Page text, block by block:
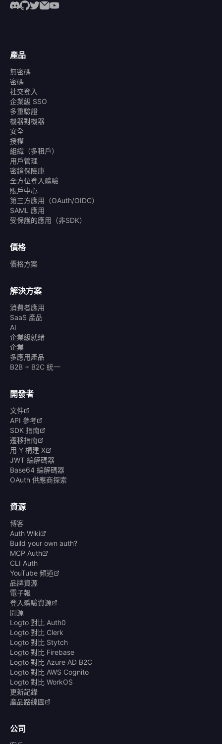
產品
無密碼
密碼
社交登入
企業級 SSO
多重驗證
機器對機器
安全
授權
組織（多租戶）
用戶管理
密鑰保險庫
全方位登入體驗
賬戶中心
第三方應用（OAuth/OIDC）
SAML 應用
受保護的應用（非SDK）
價格
價格方案
解決方案
消費者應用
SaaS 產品
AI
企業級就緒
企業
多應用產品
B2B + B2C 統一
開發者
文件
API 參考
SDK 指南
遷移指南
用 Y 構建 X
JWT 編解碼器
Base64 編解碼器
OAuth 供應商探索
資源
博客
Auth Wiki
Build your own auth?
MCP Auth
CLI Auth
YouTube 頻道
品牌資源
電子報
登入體驗資源
開源
Logto 對比 Auth0
Logto 對比 Clerk
Logto 對比 Stytch
Logto 對比 Firebase
Logto 對比 Azure AD B2C
Logto 對比 AWS Cognito
Logto 對比 WorkOS
更新記錄
產品路線圖
公司